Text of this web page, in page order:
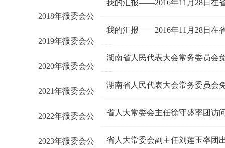
报
2018年常委会公
报
2019年常委会公
报
2020年常委会公
报
2021年常委会公
报
2022年常委会公
报
2023年常委会公
我的汇报——2016年11月28日在
我的汇报——2016年11月28日在
湖南省人民代表大会常务委员会
湖南省人民代表大会常务委员会
省人大常委会主任徐守盛率团访